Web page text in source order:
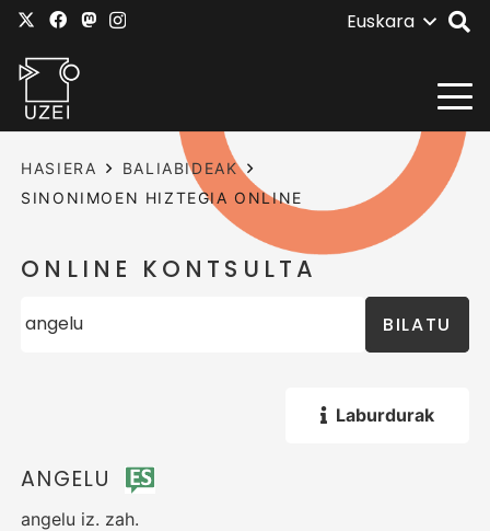
Euskara
HASIERA
BALIABIDEAK
SINONIMOEN HIZTEGIA ONLINE
ONLINE KONTSULTA
BILATU
Laburdurak
ANGELU
angelu iz. zah.